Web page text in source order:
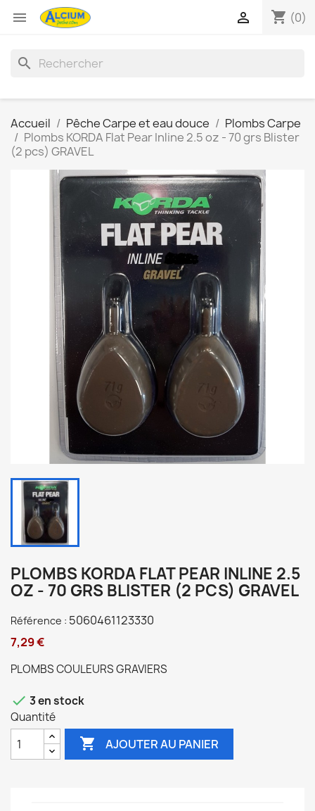
 shopping_cart (0)

search
Accueil Pêche Carpe et eau douce
Plombs Carpe
Plombs KORDA Flat Pear Inline 2.5 oz - 70 grs Blister
(2 pcs) GRAVEL
PLOMBS KORDA FLAT PEAR INLINE 2.5
OZ - 70 GRS BLISTER (2 PCS) GRAVEL
Référence : 5060461123330
7,29 €
PLOMBS COULEURS GRAVIERS
 3 en stock
Quantité
 AJOUTER AU PANIER